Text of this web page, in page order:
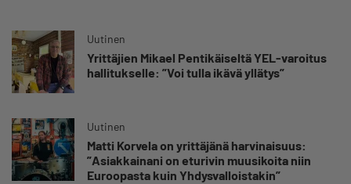
Uutinen
Yrittäjien Mikael Pentikäiseltä YEL-varoitus
hallitukselle: ”Voi tulla ikävä yllätys”
Uutinen
Matti Korvela on yrittäjänä harvinaisuus:
”Asiakkainani on eturivin muusikoita niin
Euroopasta kuin Yhdysvalloistakin”